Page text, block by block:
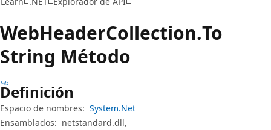
WebHeaderCollection.To
String Método
Definición
Espacio de nombres: System.Net
Ensamblados: netstandard.dll,